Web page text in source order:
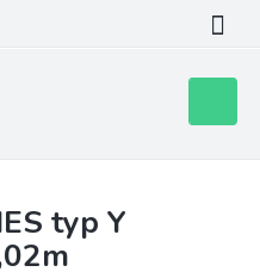
košík
typ Y